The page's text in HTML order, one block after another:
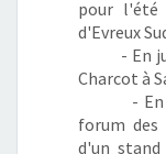
pour l'été
d'Evreux
- En
Charcot à
- En
forum des
d'un